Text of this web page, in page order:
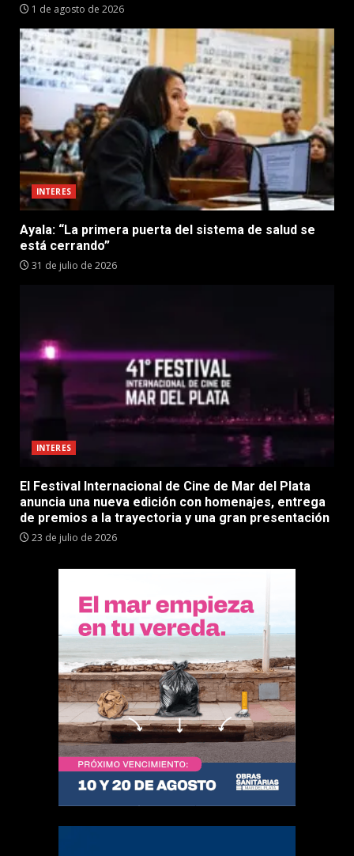
1 de agosto de 2026
INTERES
Ayala: “La primera puerta del sistema de salud se
está cerrando”
31 de julio de 2026
INTERES
El Festival Internacional de Cine de Mar del Plata
anuncia una nueva edición con homenajes, entrega
de premios a la trayectoria y una gran presentación
23 de julio de 2026